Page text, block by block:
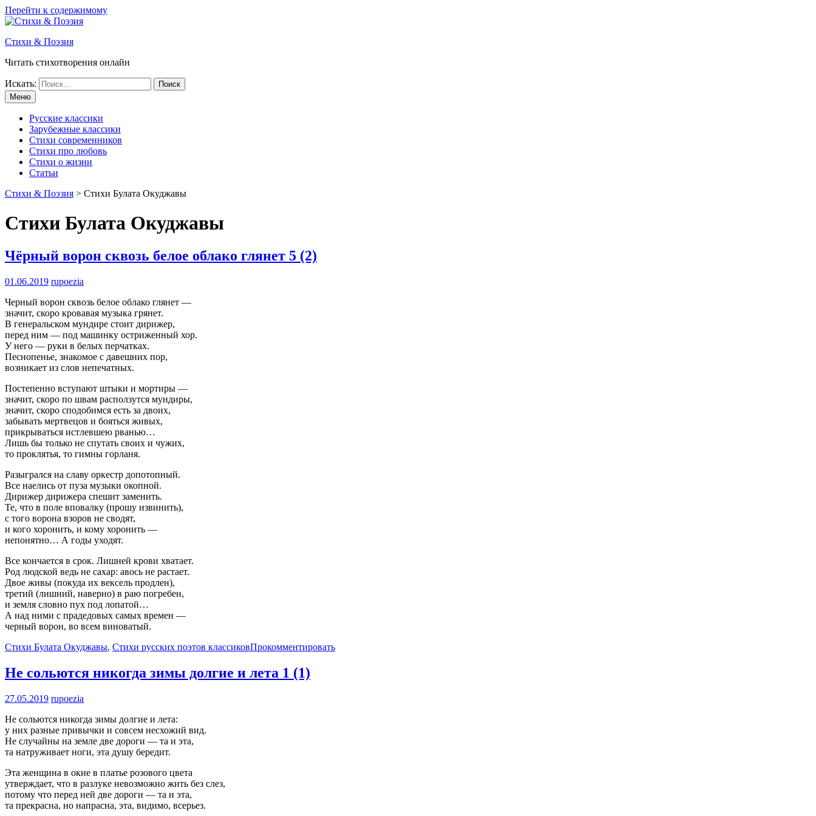
Перейти к содержимому
Стихи & Поэзия
Читать стихотворения онлайн
Искать:
Меню
Русские классики
Зарубежные классики
Стихи современников
Стихи про любовь
Стихи о жизни
Статьи
Стихи & Поэзия > Стихи Булата Окуджавы
Стихи Булата Окуджавы
Чёрный ворон сквозь белое облако глянет 5 (2)
01.06.2019 rupoezia
Черный ворон сквозь белое облако глянет —
значит, скоро кровавая музыка грянет.
В генеральском мундире стоит дирижер,
перед ним — под машинку остриженный хор.
У него — руки в белых перчатках.
Песнопенье, знакомое с давешних пор,
возникает из слов непечатных.
Постепенно вступают штыки и мортиры —
значит, скоро по швам расползутся мундиры,
значит, скоро сподобимся есть за двоих,
забывать мертвецов и бояться живых,
прикрываться истлевшею рванью…
Лишь бы только не спутать своих и чужих,
то проклятья, то гимны горланя.
Разыгрался на славу оркестр допотопный.
Все наелись от пуза музыки окопной.
Дирижер дирижера спешит заменить.
Те, что в поле вповалку (прошу извинить),
с того ворона взоров не сводят,
и кого хоронить, и кому хоронить —
непонятно… А годы уходят.
Все кончается в срок. Лишней крови хватает.
Род людской ведь не сахар: авось не растает.
Двое живы (покуда их вексель продлен),
третий (лишний, наверно) в раю погребен,
и земля словно пух под лопатой…
А над ними с прадедовых самых времен —
черный ворон, во всем виноватый.
Стихи Булата Окуджавы, Стихи русских поэтов классиковПрокомментировать
Не сольются никогда зимы долгие и лета 1 (1)
27.05.2019 rupoezia
Не сольются никогда зимы долгие и лета:
у них разные привычки и совсем несхожий вид.
Не случайны на земле две дороги — та и эта,
та натруживает ноги, эта душу бередит.
Эта женщина в окне в платье розового цвета
утверждает, что в разлуке невозможно жить без слез,
потому что перед ней две дороги — та и эта,
та прекрасна, но напрасна, эта, видимо, всерьез.